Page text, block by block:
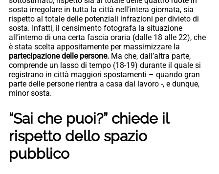
sosta irregolare in tutta la città nell’intera giornata, sia
rispetto al totale delle potenziali infrazioni per divieto di
sosta. Infatti, il censimento fotografa la situazione
all’interno di una certa fascia oraria (dalle 18 alle 22), che
è stata scelta appositamente per massimizzare la
partecipazione delle persone. Ma che, dall’altra parte,
comprende un lasso di tempo (18-19) durante il quale si
registrano in città maggiori spostamenti – quando gran
parte delle persone rientra a casa dal lavoro -, e dunque,
minor sosta.
“Sai che puoi?” chiede il
rispetto dello spazio
pubblico